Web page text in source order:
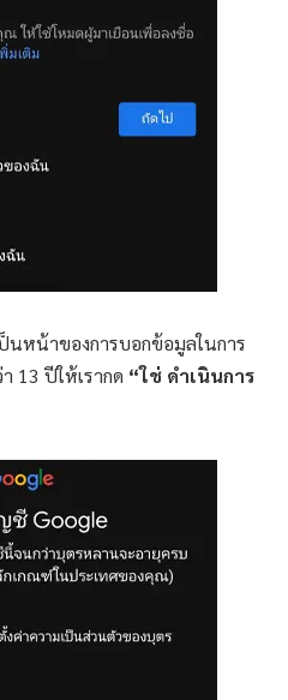
นหน้าของการบอกข้อมูลในการ
13 ปีให้เรากด “ใช่ ดำเนินการ